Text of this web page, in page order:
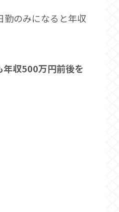
勤のみになると年収
年収500万円前後を